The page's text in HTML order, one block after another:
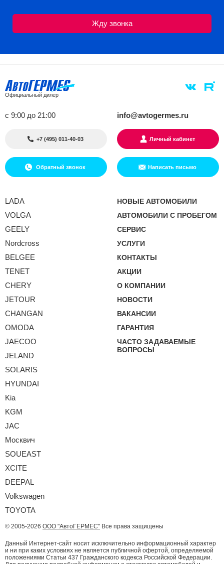
Официальный дилер
с 9:00 до 21:00 info@avtogermes.ru
+7 (495) 011-40-03 Личный кабинет
Обратный звонок Написать письмо
LADA
VOLGA
GEELY
Nordcross
BELGEE
TENET
CHERY
JETOUR
CHANGAN
OMODA
JAECOO
JELAND
SOLARIS
HYUNDAI
Kia
KGM
JAC
Москвич
SOUEAST
XCITE
DEEPAL
Volkswagen
TOYOTA
НОВЫЕ АВТОМОБИЛИ
АВТОМОБИЛИ С ПРОБЕГОМ
СЕРВИС
УСЛУГИ
КОНТАКТЫ
АКЦИИ
О КОМПАНИИ
НОВОСТИ
ВАКАНСИИ
ГАРАНТИЯ
ЧАСТО ЗАДАВАЕМЫЕ
ВОПРОСЫ
© 2005-2026 ООО "АвтоГЕРМЕС" Все права защищены
Данный Интернет-сайт носит исключительно информационный характер
и ни при каких условиях не является публичной офертой, определяемой
положениями Статьи 437 Гражданского кодекса Российской Федерации.